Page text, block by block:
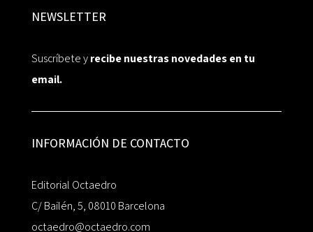
NEWSLETTER
Suscríbete yrecibe nuestras novedades en tu
email.
INFORMACIÓN DE CONTACTO
Editorial Octaedro
C/ Bailén, 5, 08010 Barcelona
octaedro@octaedro.com